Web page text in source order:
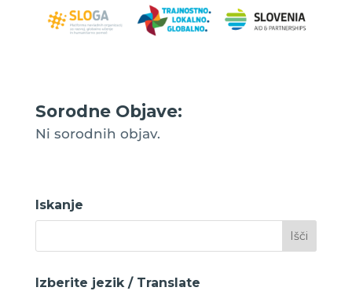
Sorodne Objave:
Ni sorodnih objav.
Iskanje
Izberite jezik / Translate